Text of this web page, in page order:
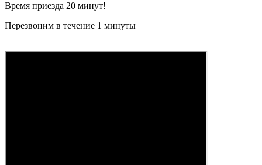
Время приезда 20 минут!
Перезвоним в течение 1 минуты